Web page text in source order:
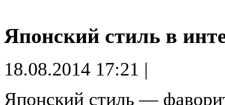
Японский стиль в
18.08.2014 17:21 |
Японский стиль —